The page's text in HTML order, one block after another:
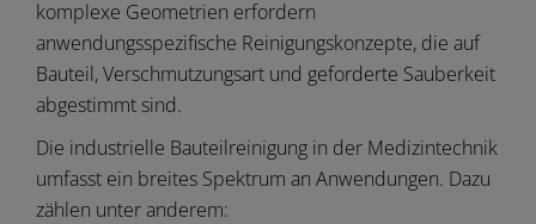
komplexe Geometrien erfordern
anwendungsspezifische Reinigungskonzepte, die auf
Bauteil, Verschmutzungsart und geforderte Sauberkeit
abgestimmt sind.
Die industrielle Bauteilreinigung in der Medizintechnik
umfasst ein breites Spektrum an Anwendungen. Dazu
zählen unter anderem: